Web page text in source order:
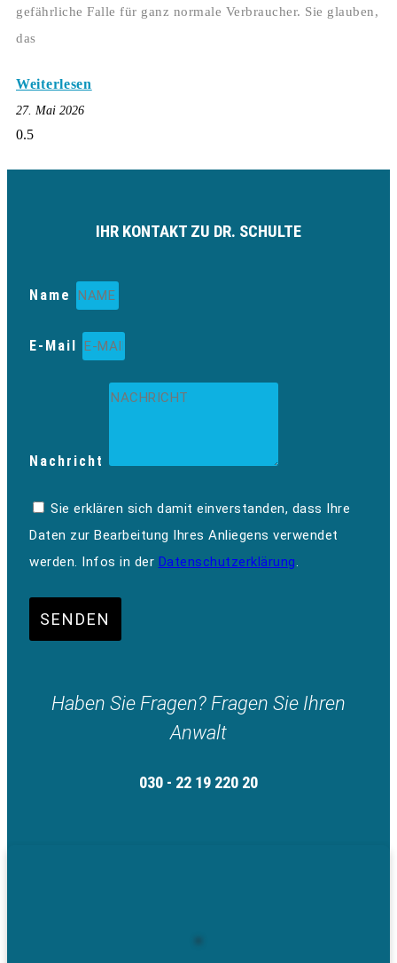
gefährliche Falle für ganz normale Verbraucher. Sie glauben,
das
Weiterlesen
27. Mai 2026
IHR KONTAKT ZU DR. SCHULTE
Name
E-Mail
Nachricht
Sie erklären sich damit einverstanden, dass Ihre
Daten zur Bearbeitung Ihres Anliegens verwendet
werden. Infos in der Datenschutzerklärung.
SENDEN
Haben Sie Fragen? Fragen Sie Ihren
Anwalt
030 - 22 19 220 20